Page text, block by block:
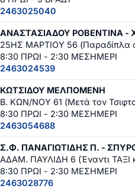
2463025040
ΑΝΑΣΤΑΣΙΑΔΟΥ ΡΟΒΕΝΤΙΝΑ -
25ΗΣ ΜΑΡΤΙΟΥ 56 (Παραδίπλα
8:30 ΠΡΩΙ - 2:30 ΜΕΣΗΜΕΡΙ
2463024539
ΚΩΤΣΙΔΟΥ ΜΕΛΠΟΜΕΝΗ
Β. ΚΩΝ/ΝΟΥ 61 (Μετά τον
8:30 ΠΡΩΙ - 2:30 ΜΕΣΗΜΕΡΙ
2463054688
Σ.Φ. ΠΑΝΑΓΙΩΤΙΔΗΣ Π. -
ΑΔΑΜ. ΠΑΥΛΙΔΗ 6 (Έναντι ΤΑΞΙ
8:30 ΠΡΩΙ - 2:30 ΜΕΣΗΜΕΡΙ
2463028776